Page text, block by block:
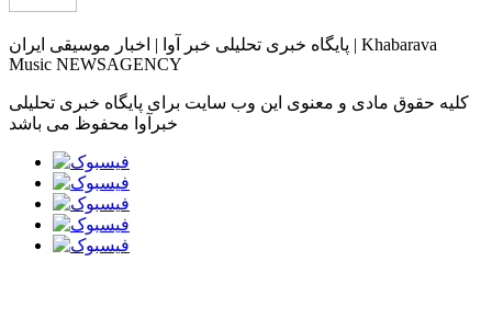
پایگاه خبری تحلیلی خبر آوا | اخبار موسیقی ایران | Khabarava
Music NEWSAGENCY
کلیه حقوق مادی و معنوی این وب سایت برای پایگاه خبری تحلیلی
خبرآوا محفوظ می باشد